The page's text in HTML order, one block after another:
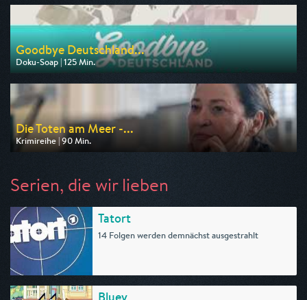
am 09.08.2026, 20:15
Goodbye Deutschland...
Doku-Soap | 125 Min.
Ausgestrahlt von VOX
am 10.08.2026, 20:15
Die Toten am Meer -...
Krimireihe | 90 Min.
Ausgestrahlt von ARD
Serien, die wir lieben
Tatort
14 Folgen werden demnächst ausgestrahlt